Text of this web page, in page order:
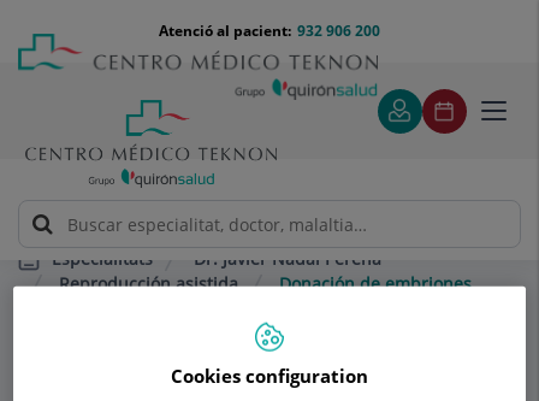
contingut
Menú
teléfono
cabecera
932 906 200
Atenció al pacient:
Especialitats
Dr. Javier Nadal Pereña
Reproducción asistida
Donación de embriones
Cookies configuration